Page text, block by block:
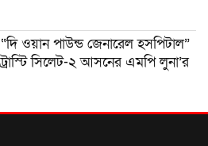
“দি ওয়ান পাউন্ড জেনারেল হসপিটাল”
ট্রাস্টি সিলেট-২ আসনের এমপি লুনা’র